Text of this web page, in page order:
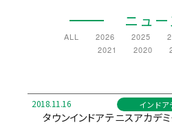
ニュー
ALL 2026 2025
2021
2020
2018.11.16 インドア
タウンインドアテニスアカデ